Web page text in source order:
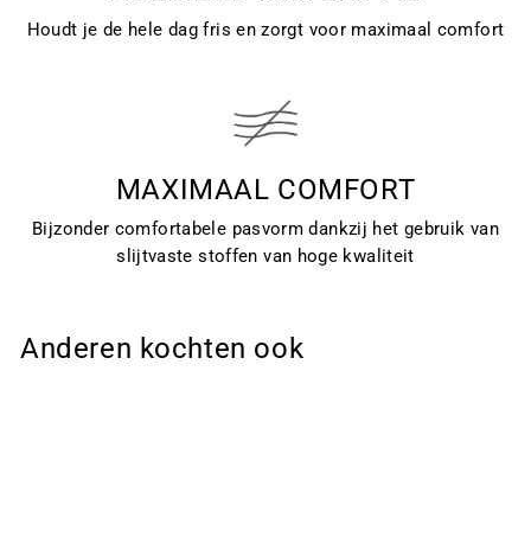
Houdt je de hele dag fris en zorgt voor maximaal comfort
MAXIMAAL COMFORT
Bijzonder comfortabele pasvorm dankzij het gebruik van
slijtvaste stoffen van hoge kwaliteit
Anderen kochten ook